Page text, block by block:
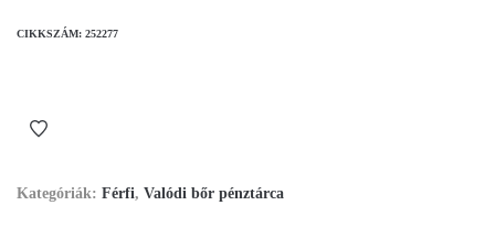
CIKKSZÁM: 252277
Kategóriák: Férfi, Valódi bőr pénztárca